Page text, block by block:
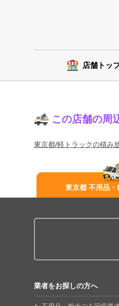
店舗トッ
この店舗の周
東京都/軽トラックの積み
東京都 不用品・
業者をお探しの方へ